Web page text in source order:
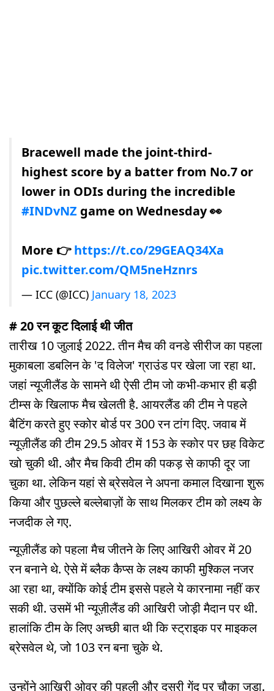
Bracewell made the joint-third-
highest score by a batter from No.7 or
lower in ODIs during the incredible
#INDvNZ game on Wednesday 👀
More 👉https://t.co/29GEAQ34Xa
pic.twitter.com/QM5neHznrs
— ICC (@ICC) January 18, 2023
# 20 रन कूट दिलाई थी जीत
तारीख 10 जुलाई 2022. तीन मैच की वनडे सीरीज का पहला
मुकाबला डबलिन के 'द विलेज' ग्राउंड पर खेला जा रहा था.
जहां न्यूजीलैंड के सामने थी ऐसी टीम जो कभी-कभार ही बड़ी
टीम्स के खिलाफ मैच खेलती है. आयरलैंड की टीम ने पहले
बैटिंग करते हुए स्कोर बोर्ड पर 300 रन टांग दिए. जवाब में
न्यूज़ीलैंड की टीम 29.5 ओवर में 153 के स्कोर पर छह विकेट
खो चुकी थी. और मैच किवी टीम की पकड़ से काफी दूर जा
चुका था. लेकिन यहां से ब्रेसवेल ने अपना कमाल दिखाना शुरू
किया और पुछल्ले बल्लेबाज़ों के साथ मिलकर टीम को लक्ष्य के
नजदीक ले गए.
न्यूज़ीलैंड को पहला मैच जीतने के लिए आखिरी ओवर में 20
रन बनाने थे. ऐसे में ब्लैक कैप्स के लक्ष्य काफी मुश्किल नजर
आ रहा था, क्योंकि कोई टीम इससे पहले ये कारनामा नहीं कर
सकी थी. उसमें भी न्यूज़ीलैंड की आखिरी जोड़ी मैदान पर थी.
हालांकि टीम के लिए अच्छी बात थी कि स्ट्राइक पर माइकल
ब्रेसवेल थे, जो 103 रन बना चुके थे.
उन्होंने आखिरी ओवर की पहली और दूसरी गेंद पर चौका जड़ा.